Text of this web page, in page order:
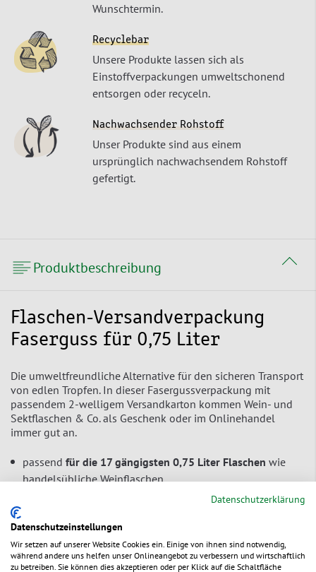
Wunschtermin.
Recyclebar
Unsere Produkte lassen sich als
Einstoffverpackungen umweltschonend
entsorgen oder recyceln.
Nachwachsender Rohstoff
Unser Produkte sind aus einem
ursprünglich nachwachsendem Rohstoff
gefertigt.
Produktbeschreibung
Flaschen-Versandverpackung
Faserguss für 0,75 Liter
Die umweltfreundliche Alternative für den sicheren Transport
von edlen Tropfen. In dieser Fasergussverpackung mit
passendem 2-welligem Versandkarton kommen Wein- und
Sektflaschen & Co. als Geschenk oder im Onlinehandel
immer gut an.
passend für die 17 gängigsten 0,75 Liter Flaschen wie
handelsübliche Weinflaschen
wirkt schützend und
geprüft durch das ÖIV(Österreichisches Institut für
Verpackungswesen) –erfüllt die Anforderungenim
Datenschutzerklärung
Datenschutzeinstellungen
Wir setzen auf unserer Website Cookies ein. Einige von ihnen sind notwendig,
während andere uns helfen unser Onlineangebot zu verbessern und wirtschaftlich
zu betreiben. Sie können dies akzeptieren oder per Klick auf die Schaltfläche